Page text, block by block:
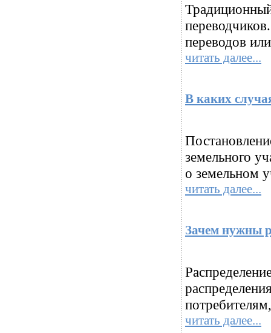
переводов
читать далее...
В каких
земельного
о земельном
читать далее...
Зачем нужны
читать далее...